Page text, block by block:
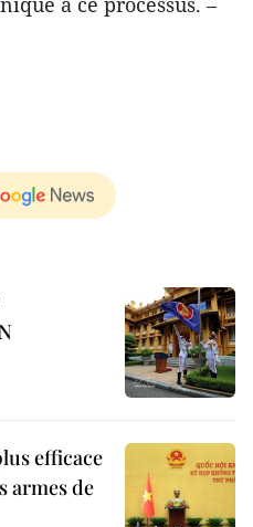
efficace
armes de